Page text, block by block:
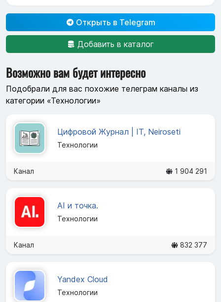
Открыть в Telegram
Добавить в каталог
Возможно вам будет интересно
Подобрали для вас похожие телеграм каналы из
категории «Технологии»
Цифровой Журнал | IT, Neiroseti
Технологии
Канал 1 904 291
AI и точка.
Технологии
Канал 832 377
Yandex Cloud
Технологии